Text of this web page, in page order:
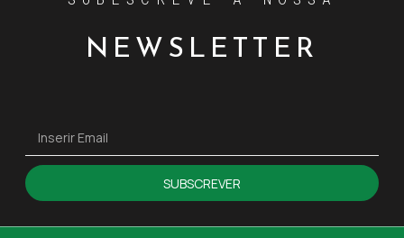
NEWSLETTER
SUBSCREVER